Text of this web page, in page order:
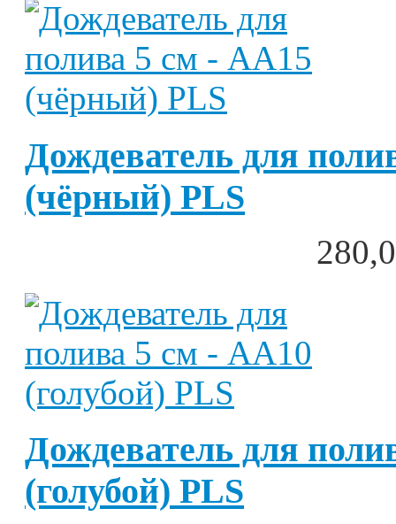
Дождеватель для
(чёрный) PLS
Дождеватель для
(голубой) PLS